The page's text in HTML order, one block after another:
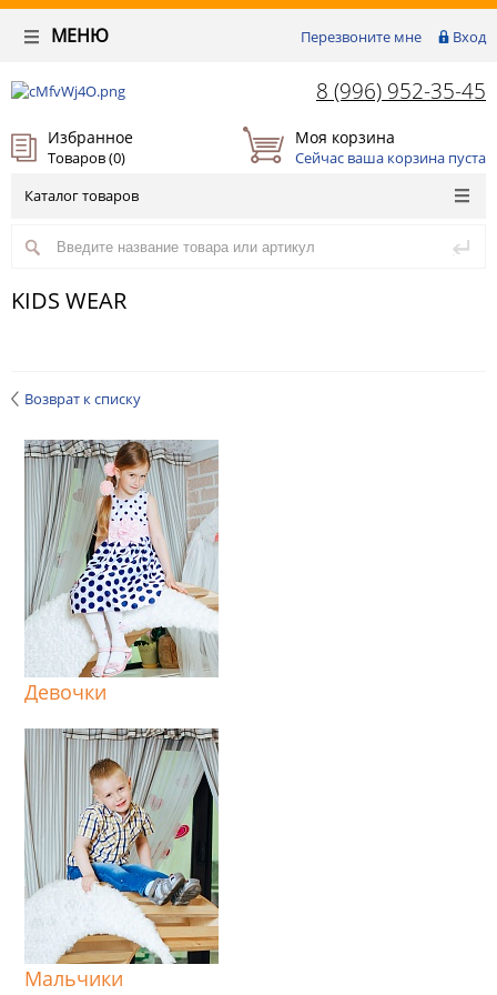
Перезвоните мне Вход
МЕНЮ
8 (996) 952-35-45
Избранное
Товаров (0)
Моя корзина
Сейчас ваша корзина пуста
Каталог товаров
KIDS WEAR
Возврат к списку
Девочки
Мальчики